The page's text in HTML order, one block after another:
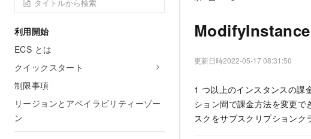
利用開始
ECS とは
クイックスタート
制限事項
リージョンとアベイラビリティーゾー
ン
更新日時2022-05-17 08:31:50
1 つ以上のインスタンスの課
ション間で課金方法を変更で
スクをサブスクリプションク